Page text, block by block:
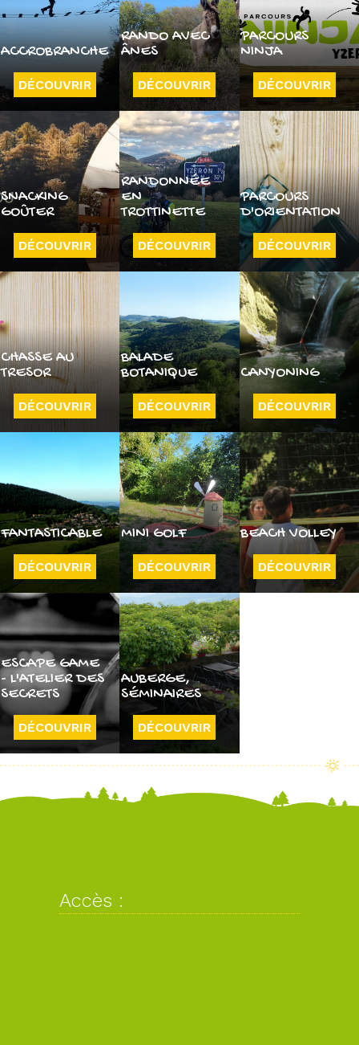
ACCROBRANCHE
DÉCOUVRIR
RANDO AVEC
ÂNES
DÉCOUVRIR
PARCOURS
NINJA
DÉCOUVRIR
SNACKING
GOÛTER
DÉCOUVRIR
RANDONNÉE
EN
TROTTINETTE
DÉCOUVRIR
PARCOURS
D'ORIENTATION
DÉCOUVRIR
CHASSE AU
TRESOR
DÉCOUVRIR
BALADE
BOTANIQUE
DÉCOUVRIR
CANYONING
DÉCOUVRIR
FANTASTICABLE
DÉCOUVRIR
MINI GOLF
DÉCOUVRIR
BEACH VOLLEY
DÉCOUVRIR
ESCAPE GAME
- L'ATELIER DES
SECRETS
DÉCOUVRIR
AUBERGE,
SÉMINAIRES
DÉCOUVRIR
Accès :